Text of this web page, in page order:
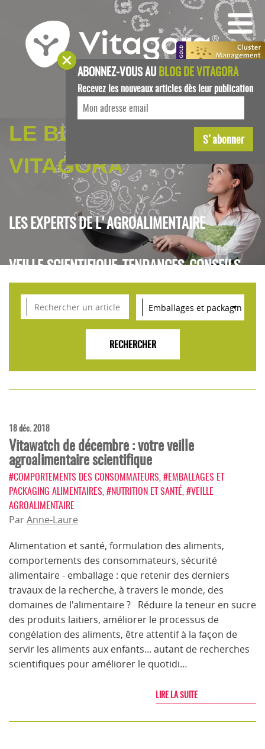
LE BLOG DE
VITAGORA
LES EXPERTS DE L'AGROALIMENTAIRE
VEILLE SCIENTIFIQUE, TENDANCES, CONSEILS
POUR L'INNOVATION AGROALIMENTAIRE
18 déc. 2018
Vitawatch de décembre : votre veille
agroalimentaire scientifique
#COMPORTEMENTS DES CONSOMMATEURS #EMBALLAGES ET
PACKAGING ALIMENTAIRES #NUTRITION ET SANTÉ #VEILLE
AGROALIMENTAIRE
ParAnne-Laure
Alimentation et santé, formulation des aliments,
comportements des consommateurs, sécurité
alimentaire - emballage : que retenir des derniers
travaux de la recherche, à travers le monde, des
domaines de l'alimentaire ? Réduire la teneur en sucre
des produits laitiers, améliorer le processus de
congélation des aliments, être attentif à la façon de
servir les aliments aux enfants... autant de recherches
scientifiques pour améliorer le quotidi…
LIRE LA SUITE
ABONNEZ-VOUS AUBLOG DE VITAGORA
Recevez les nouveaux articles dès leur publication